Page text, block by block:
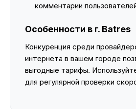
комментарии
Особенности в г. Batres
Конкуренция среди
интернета в вашем городе
выгодные тарифы.
для регулярной проверки